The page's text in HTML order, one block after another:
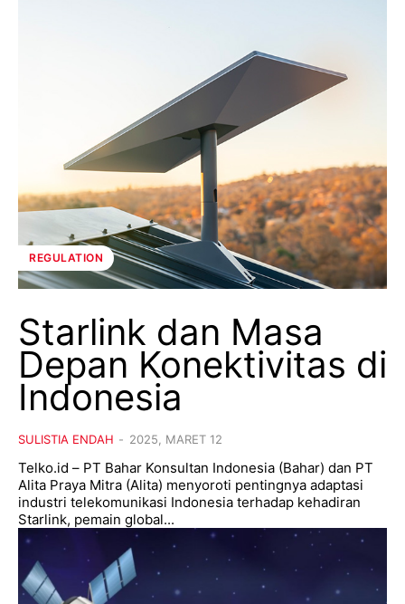
REGULATION
Starlink dan Masa
Depan Konektivitas di
Indonesia
SULISTIA ENDAH - 2025, MARET 12
Telko.id – PT Bahar Konsultan Indonesia (Bahar) dan PT
Alita Praya Mitra (Alita) menyoroti pentingnya adaptasi
industri telekomunikasi Indonesia terhadap kehadiran
Starlink, pemain global...